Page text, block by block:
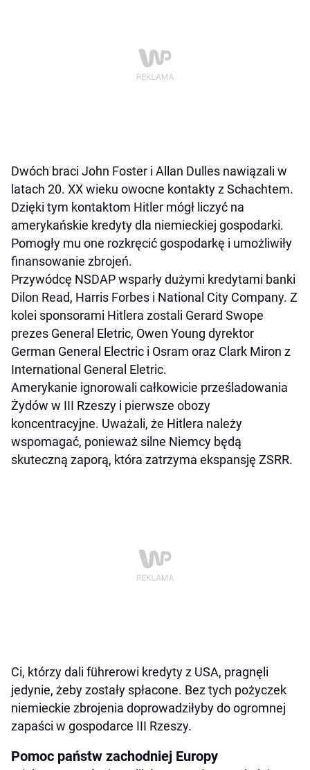
Dwóch braci John Foster i Allan Dulles nawiązali w
latach 20. XX wieku owocne kontakty z Schachtem.
Dzięki tym kontaktom Hitler mógł liczyć na
amerykańskie kredyty dla niemieckiej gospodarki.
Pomogły mu one rozkręcić gospodarkę i umożliwiły
finansowanie zbrojeń.
Przywódcę NSDAP wsparły dużymi kredytami banki
Dilon Read, Harris Forbes i National City Company. Z
kolei sponsorami Hitlera zostali Gerard Swope
prezes General Eletric, Owen Young dyrektor
German General Electric i Osram oraz Clark Miron z
International General Eletric.
Amerykanie ignorowali całkowicie prześladowania
Żydów w III Rzeszy i pierwsze obozy
koncentracyjne. Uważali, że Hitlera należy
wspomagać, ponieważ silne Niemcy będą
skuteczną zaporą, która zatrzyma ekspansję ZSRR.
Ci, którzy dali führerowi kredyty z USA, pragnęli
jedynie, żeby zostały spłacone. Bez tych pożyczek
niemieckie zbrojenia doprowadziłyby do ogromnej
zapaści w gospodarce III Rzeszy.
Pomoc państw zachodniej Europy